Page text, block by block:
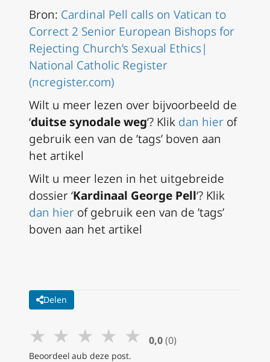
Bron: Cardinal Pell calls on Vatican to
Correct 2 Senior European Bishops for
Rejecting Church’s Sexual Ethics|
National Catholic Register
(ncregister.com)
Wilt u meer lezen over bijvoorbeeld de
‘duitse synodale weg‘? Klik dan hier of
gebruik een van de ’tags’ boven aan
het artikel
Wilt u meer lezen in het uitgebreide
dossier ‘Kardinaal George Pell‘? Klik
dan hier of gebruik een van de ’tags’
boven aan het artikel
Delen
★ ★ ★ ★ ★ 0,0 (0)
Beoordeel aub deze post.